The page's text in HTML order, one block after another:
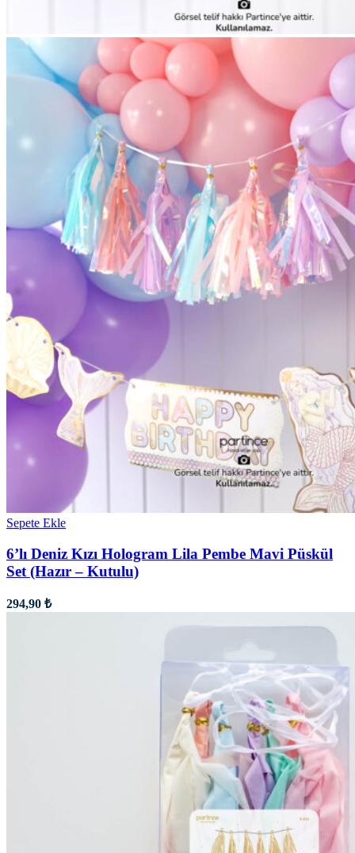
Sepete Ekle
6’lı Deniz Kızı Hologram Lila Pembe Mavi Püskül
Set (Hazır – Kutulu)
294,90 ₺